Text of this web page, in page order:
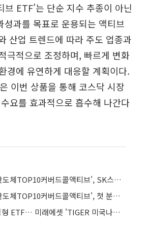
브 ETF’는 단순 지수 추종이 아닌
성과를 목표로 운용되는 액티브
산업 트렌드에 따라 주도 업종과
극적으로 조정하며, 빠르게 변화
경에 유연하게 대응할 계획이다.
이번 상품을 통해 코스닥 시장
요를 효과적으로 흡수해 나간다
미래에셋 'TIGER 반도체TOP10커버드콜액티브', SK스퀘어·삼성전기 편입
미래운용 'TIGER 반도체TOP10커버드콜액티브', 첫 분배금 주당 170원 지급
국내 최초 미국 주식형 ETF… 미래에셋 'TIGER 미국나스닥100' 순자산 10조 돌파